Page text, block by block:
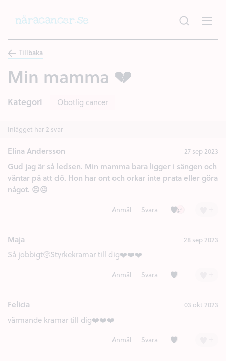
Tillbaka
Min mamma 💔
Kategori Obotlig cancer
Inlägget har 2 svar
Elina Andersson 27 sep 2023
Gud jag är så ledsen. Min mamma bara ligger i sängen och
väntar på att dö. Hon har ont och orkar inte prata eller göra
något. 😣😖
Anmäl Svara Kärlek (5)
Ledsen (3)
Maja 28 sep 2023
Så jobbigt🥺Styrkekramar till dig❤️❤️❤️
Anmäl Svara Kärlek (1)
Felicia 03 okt 2023
värmande kramar till dig❤️❤️❤️
Anmäl Svara Kärlek (1)